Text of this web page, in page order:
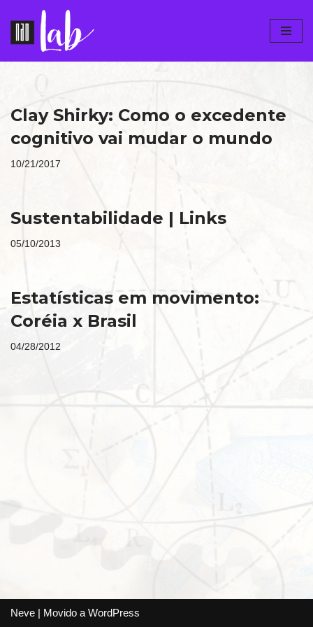
Pular
Clay Shirky: Como o excedente
cognitivo vai mudar o mundo
10/21/2017
Sustentabilidade | Links
05/10/2013
Estatísticas em movimento:
Coréia x Brasil
04/28/2012
Neve | Movido a WordPress